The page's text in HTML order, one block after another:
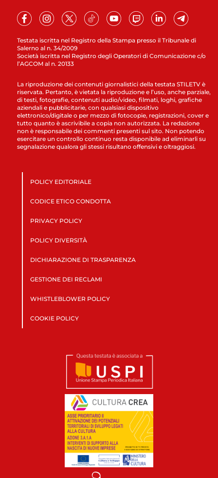
Testata iscritta nel Registro della Stampa presso il Tribunale di
Salerno al n. 34/2009
Società iscritta nel Registro degli Operatori di Comunicazione c/o
l’AGCOM al n. 20133
La riproduzione dei contenuti giornalistici della testata STILETV è
riservata. Pertanto, è vietata la riproduzione e l’uso, anche parziale,
di testi, fotografie, contenuti audio/video, filmati, loghi, grafiche
aziendali e pubblicitarie, con qualsiasi dispositivo
elettronico/digitale o per mezzo di fotocopie, registrazioni, cover e
tutto quanto è ascrivibile a copia non autorizzata. La redazione
non è responsabile dei commenti presenti sul sito. Non potendo
esercitare un controllo continuo resta disponibile ad eliminarli su
segnalazione qualora gli stessi risultano offensivi e oltraggiosi.
POLICY EDITORIALE
CODICE ETICO CONDOTTA
PRIVACY POLICY
POLICY DIVERSITÀ
DICHIARAZIONE DI TRASPARENZA
GESTIONE DEI RECLAMI
WHISTLEBLOWER POLICY
COOKIE POLICY